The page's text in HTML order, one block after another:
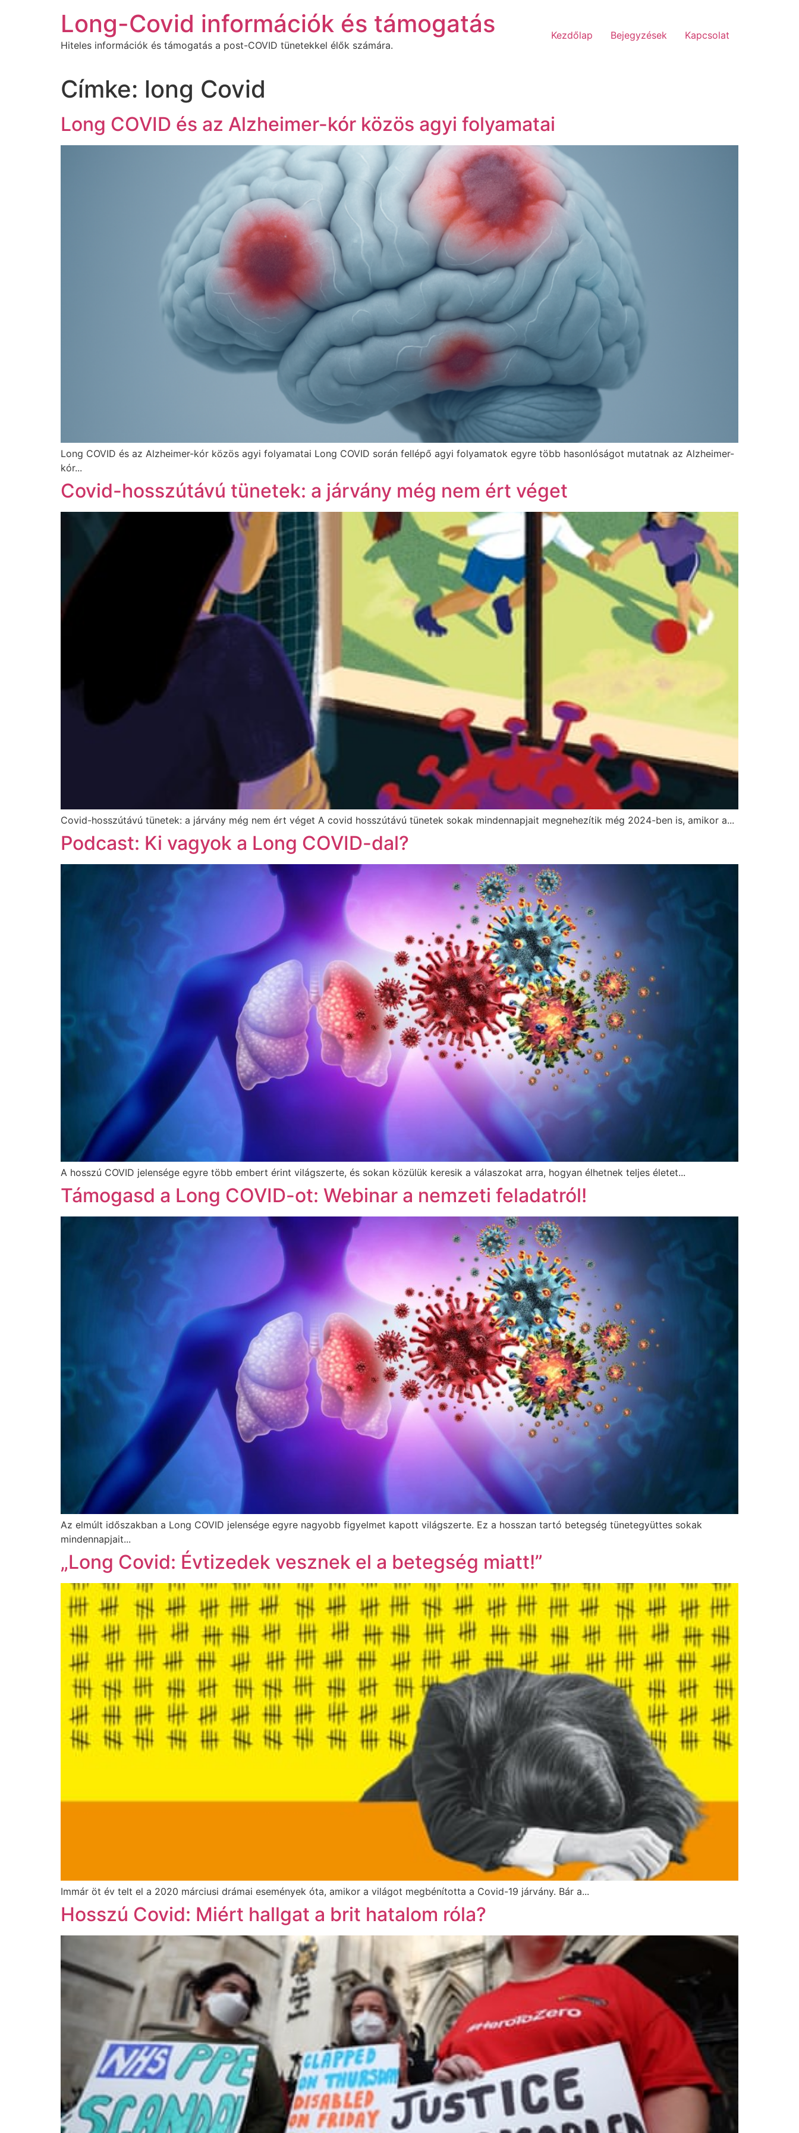
Long-Covid információk és támogatás
Hiteles információk és támogatás a post-COVID tünetekkel élők számára.
Kezdőlap Bejegyzések Kapcsolat
Címke: long Covid
Long COVID és az Alzheimer-kór közös agyi folyamatai
Long COVID és az Alzheimer-kór közös agyi folyamatai Long COVID során fellépő agyi folyamatok egyre több hasonlóságot mutatnak az Alzheimer-
kór...
Covid-hosszútávú tünetek: a járvány még nem ért véget
Covid-hosszútávú tünetek: a járvány még nem ért véget A covid hosszútávú tünetek sokak mindennapjait megnehezítik még 2024-ben is, amikor a...
Podcast: Ki vagyok a Long COVID-dal?
A hosszú COVID jelensége egyre több embert érint világszerte, és sokan közülük keresik a válaszokat arra, hogyan élhetnek teljes életet...
Támogasd a Long COVID-ot: Webinar a nemzeti feladatról!
Az elmúlt időszakban a Long COVID jelensége egyre nagyobb figyelmet kapott világszerte. Ez a hosszan tartó betegség tünetegyüttes sokak
mindennapjait...
„Long Covid: Évtizedek vesznek el a betegség miatt!”
Immár öt év telt el a 2020 márciusi drámai események óta, amikor a világot megbénította a Covid-19 járvány. Bár a...
Hosszú Covid: Miért hallgat a brit hatalom róla?